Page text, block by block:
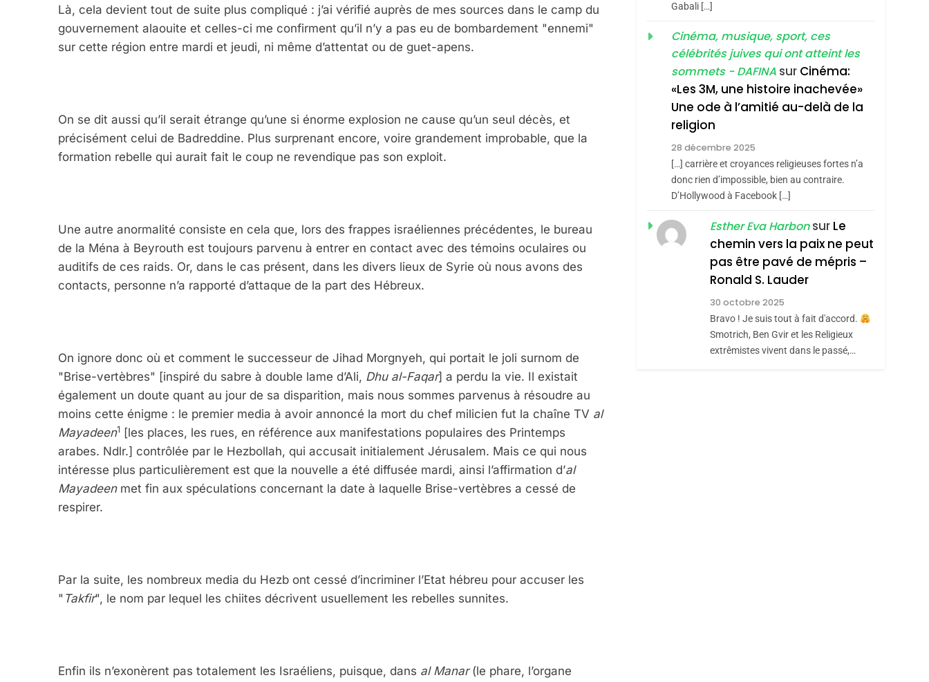
Là, cela devient tout de suite plus compliqué : j’ai vérifié auprès de mes sources dans le camp du
gouvernement alaouite et celles-ci me confirment qu’il n’y a pas eu de bombardement "ennemi"
sur cette région entre mardi et jeudi, ni même d’attentat ou de guet-apens.
On se dit aussi qu’il serait étrange qu’une si énorme explosion ne cause qu’un seul décès, et
précisément celui de Badreddine. Plus surprenant encore, voire grandement improbable, que la
formation rebelle qui aurait fait le coup ne revendique pas son exploit.
Une autre anormalité consiste en cela que, lors des frappes israéliennes précédentes, le bureau
de la Ména à Beyrouth est toujours parvenu à entrer en contact avec des témoins oculaires ou
auditifs de ces raids. Or, dans le cas présent, dans les divers lieux de Syrie où nous avons des
contacts, personne n’a rapporté d’attaque de la part des Hébreux.
On ignore donc où et comment le successeur de Jihad Morgnyeh, qui portait le joli surnom de
"Brise-vertèbres" [inspiré du sabre à double lame d’Ali, Dhu al-Faqar] a perdu la vie. Il existait
également un doute quant au jour de sa disparition, mais nous sommes parvenus à résoudre au
moins cette énigme : le premier media à avoir annoncé la mort du chef milicien fut la chaîne TV al
Mayadeen1 [les places, les rues, en référence aux manifestations populaires des Printemps
arabes. Ndlr.] contrôlée par le Hezbollah, qui accusait initialement Jérusalem. Mais ce qui nous
intéresse plus particulièrement est que la nouvelle a été diffusée mardi, ainsi l’affirmation d’al
Mayadeenmet fin aux spéculations concernant la date à laquelle Brise-vertèbres a cessé de
respirer.
Par la suite, les nombreux media du Hezb ont cessé d’incriminer l’Etat hébreu pour accuser les
" Takfir", le nom par lequel les chiites décrivent usuellement les rebelles sunnites.
Enfin ils n’exonèrent pas totalement les Israéliens, puisque, dans al Manar(le phare, l’organe
Accords D’Isaac:
L’alliance Pourrait
S’étendre À 13 Pays
D’Amérique Latine
ISRAÉL JUDAISME
5
Meurtrière Selon Le
Rapport D’ADL
Contre
L’antisémitisme
FRANCE ISRAÉL
FIÈRE, DIGNE ET
RÉSILIENTE :
POURQUOI JE
REVENDIQUE MA
JUDAÏTE Par Thérèse
Zrihen-Dvir
ISRAÉL JUDAISME
CE QUI NOUS
MANQUE – Jacques
Hadida
JUDAISME
Maroc : Les Amandes
Gabali […]
Cinéma, musique, sport, ces
célébrités juives qui ont atteint les
sommets - DAFINA sur Cinéma:
«Les 3M, une histoire inachevée»
Une ode à l’amitié au-delà de la
religion
28 décembre 2025
[…] carrière et croyances religieuses fortes n’a
donc rien d’impossible, bien au contraire.
D’Hollywood à Facebook […]
Esther Eva Harbonsur Le
chemin vers la paix ne peut
pas être pavé de mépris –
Ronald S. Lauder
30 octobre 2025
Bravo ! Je suis tout à fait d'accord.
Smotrich, Ben Gvir et les Religieux
extrêmistes vivent dans le passé,…